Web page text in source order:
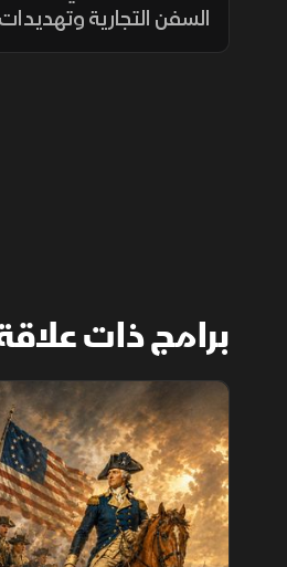
السفن التجارية
الاتفاق النووي المدني
برامج ذات
الثورة الأميركية